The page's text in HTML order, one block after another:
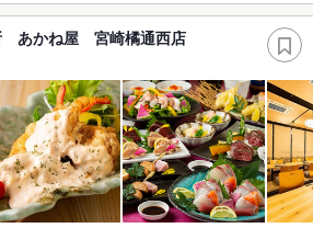
あかね屋 宮崎橘通西店